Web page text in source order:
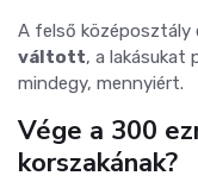
A felső középosztály
váltott, a lakásukat
mindegy, mennyiért.
Vége a 300
korszakának?